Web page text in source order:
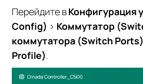
Перейдите вКонфигурация
Config) > Коммутатор
коммутатора (Switch Ports)
Profile).